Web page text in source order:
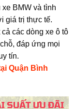
BMW và tình
giá trị thực tế.
cả các dòng xe ô tô
đáp ứng mọi
tín.
Quận Bình